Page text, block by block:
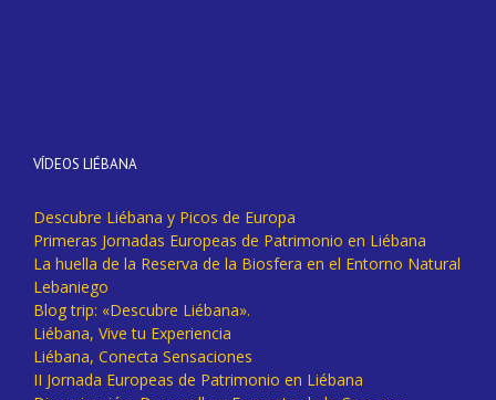
VÍDEOS LIÉBANA
Descubre Liébana y Picos de Europa
Primeras Jornadas Europeas de Patrimonio en Liébana
La huella de la Reserva de la Biosfera en el Entorno Natural
Lebaniego
Blog trip: «Descubre Liébana».
Liébana, Vive tu Experiencia
Liébana, Conecta Sensaciones
II Jornada Europeas de Patrimonio en Liébana